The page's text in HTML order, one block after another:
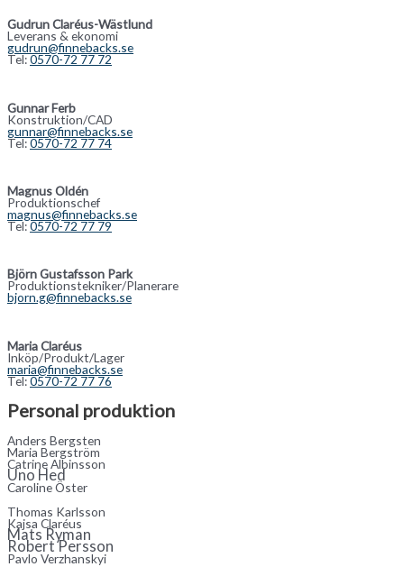
Gudrun Claréus-Wästlund
Leverans & ekonomi
gudrun@finnebacks.se
Tel:0570-72 77 72
Gunnar Ferb
Konstruktion/CAD
gunnar@finnebacks.se
Tel:0570-72 77 74
Magnus Oldén
Produktionschef
magnus@finnebacks.se
Tel:0570-72 77 79
Björn Gustafsson Park
Produktionstekniker/Planerare
bjorn.g@finnebacks.se
Maria Claréus
Inköp/Produkt/Lager
maria@finnebacks.se
Tel:0570-72 77 76
Personal produktion
Anders Bergsten
Maria Bergström
Catrine Albinsson
Uno Hed
Caroline Öster
Thomas Karlsson
Kajsa Claréus
Mats Ryman
Robert Persson
Pavlo Verzhanskyi